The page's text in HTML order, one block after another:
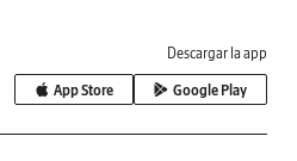
Descargar la app
App Store Google Play